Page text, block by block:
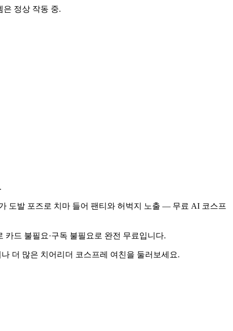
정상 작동 중.
도발 포즈로 치마 들어 팬티와 허벅지 노출 — 무료 AI 코스프
드 불필요·구독 불필요로 완전 무료입니다.
더 많은 치어리더 코스프레 여친을 둘러보세요.